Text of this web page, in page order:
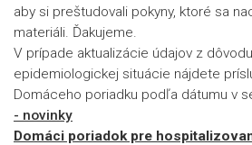
aby si preštudovali pokyny, ktoré sa
materiáli. Ďakujeme.
V prípade aktualizácie údajov z
epidemiologickej situácie nájdete
Domáceho poriadku podľa dátumu v
- novinky
Domáci poriadok pre